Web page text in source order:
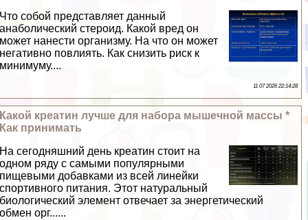
Что собой представляет данный
анаболический стероид. Какой вред он
может нанести организму. На что он может
негативно повлиять. Как снизить риск к
минимуму....
11 07 2026 22:14:28
Какой креатин лучше для набора мышечной массы *
Как принимать
На сегодняшний день креатин стоит на
одном ряду с самыми популярными
пищевыми добавками из всей линейки
спортивного питания. Этот натуральный
биологический элемент отвечает за энергетический
обмен орг......